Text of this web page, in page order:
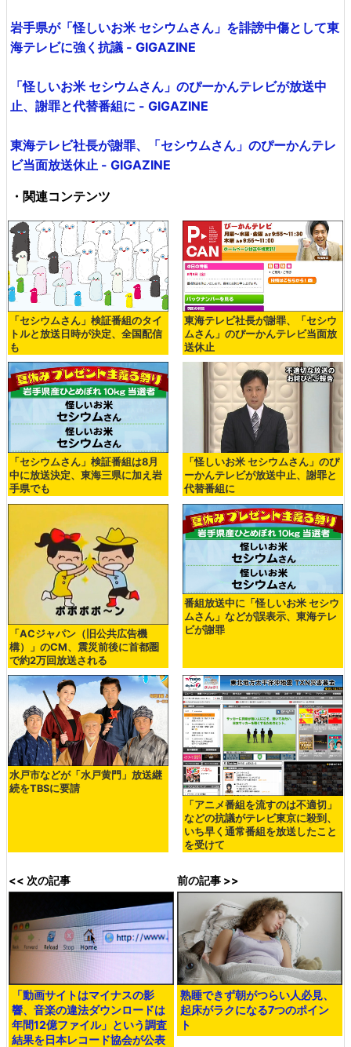
岩手県が「怪しいお米 セシウムさん」を誹謗中傷として東
海テレビに強く抗議 - GIGAZINE
「怪しいお米 セシウムさん」のぴーかんテレビが放送中
止、謝罪と代替番組に - GIGAZINE
東海テレビ社長が謝罪、「セシウムさん」のぴーかんテレ
ビ当面放送休止 - GIGAZINE
・関連コンテンツ
「セシウムさん」検証番組のタイ
トルと放送日時が決定、全国配信
も
東海テレビ社長が謝罪、「セシウ
ムさん」のぴーかんテレビ当面放
送休止
「セシウムさん」検証番組は8月
中に放送決定、東海三県に加え岩
手県でも
「怪しいお米 セシウムさん」のぴ
ーかんテレビが放送中止、謝罪と
代替番組に
「ACジャパン（旧公共広告機
構）」のCM、震災前後に首都圏
で約2万回放送される
番組放送中に「怪しいお米 セシウ
ムさん」などが誤表示、東海テレ
ビが謝罪
水戸市などが「水戸黄門」放送継
続をTBSに要請
「アニメ番組を流すのは不適切」
などの抗議がテレビ東京に殺到、
いち早く通常番組を放送したこと
を受けて
<< 次の記事
「動画サイトはマイナスの影
響、音楽の違法ダウンロードは
年間12億ファイル」という調査
結果を日本レコード協会が公表
前の記事 >>
熟睡できず朝がつらい人必見、
起床がラクになる7つのポイン
ト